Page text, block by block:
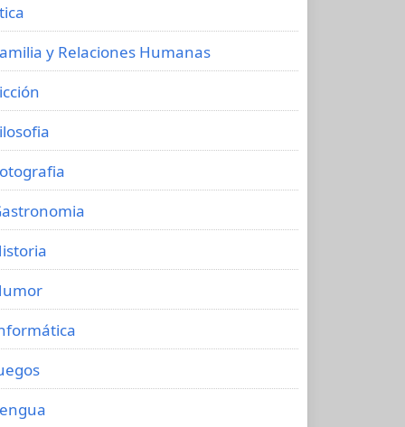
y Relaciones Humanas